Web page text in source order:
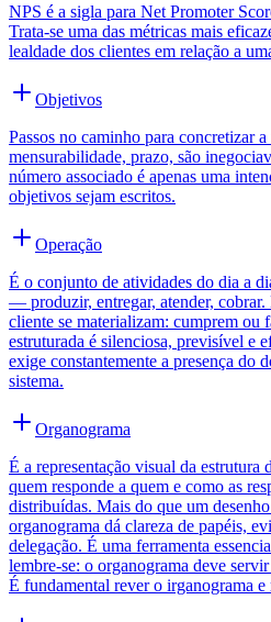
NPS é a sigla para Net Promoter
Trata-se uma das métricas mais
lealdade dos clientes em relação a
Objetivos
Passos no caminho para concretizar
mensurabilidade, prazo, são
número associado é apenas uma
objetivos sejam escritos.
Operação
É o conjunto de atividades do dia a
— produzir, entregar, atender, cobrar.
cliente se materializam: cumprem ou
estruturada é silenciosa, previsível e
exige constantemente a presença do
sistema.
Organograma
É a representação visual da
quem responde a quem e como as
distribuídas. Mais do que um
organograma dá clareza de papéis,
delegação. É uma ferramenta
lembre-se: o organograma deve
É fundamental rever o irganograma e